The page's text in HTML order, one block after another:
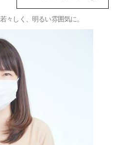
々しく、明るい雰囲気に。